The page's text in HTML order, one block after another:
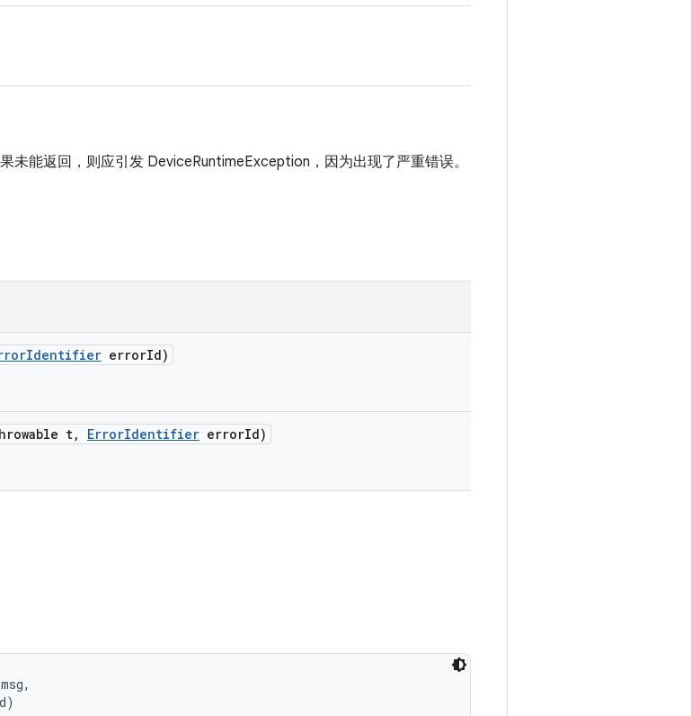
未能返回，则应引发 DeviceRuntimeException，因为出现了严重错误。
Identifier errorId)
t, ErrorIdentifier errorId)